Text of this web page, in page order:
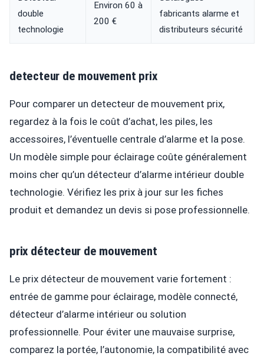
double
technologie
Environ 60 à
200 €
fabricants alarme et
distributeurs sécurité
detecteur de mouvement prix
Pour comparer un detecteur de mouvement prix,
regardez à la fois le coût d’achat, les piles, les
accessoires, l’éventuelle centrale d’alarme et la pose.
Un modèle simple pour éclairage coûte généralement
moins cher qu’un détecteur d’alarme intérieur double
technologie. Vérifiez les prix à jour sur les fiches
produit et demandez un devis si pose professionnelle.
prix détecteur de mouvement
Le prix détecteur de mouvement varie fortement :
entrée de gamme pour éclairage, modèle connecté,
détecteur d’alarme intérieur ou solution
professionnelle. Pour éviter une mauvaise surprise,
comparez la portée, l’autonomie, la compatibilité avec